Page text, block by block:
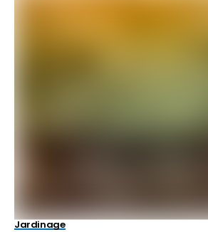
Jardinage